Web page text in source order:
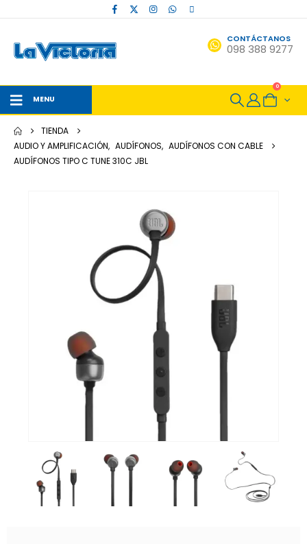
CONTÁCTANOS
098 388 9277
MENU
0
TIENDA
AUDIO Y AMPLIFICACIÓN, AUDÍFONOS, AUDÍFONOS CON CABLE
AUDÍFONOS TIPO C TUNE 310C JBL